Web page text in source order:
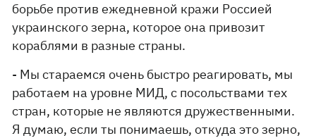
борьбе против ежедневной кражи Россией
украинского зерна, которое она привозит
кораблями в разные страны.
- Мы стараемся очень быстро реагировать, мы
работаем на уровне МИД, с посольствами тех
стран, которые не являются дружественными.
Я думаю, если ты понимаешь, откуда это зерно,